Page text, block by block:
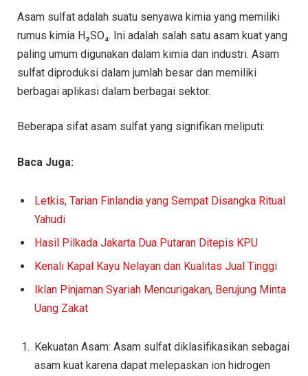
Asam sulfat adalah suatu senyawa kimia yang memiliki
rumus kimia H₂SO₄. Ini adalah salah satu asam kuat yang
paling umum digunakan dalam kimia dan industri. Asam
sulfat diproduksi dalam jumlah besar dan memiliki
berbagai aplikasi dalam berbagai sektor.
Beberapa sifat asam sulfat yang signifikan meliputi:
Baca Juga:
Letkis, Tarian Finlandia yang Sempat Disangka Ritual
Yahudi
Hasil Pilkada Jakarta Dua Putaran Ditepis KPU
Kenali Kapal Kayu Nelayan dan Kualitas Jual Tinggi
Iklan Pinjaman Syariah Mencurigakan, Berujung Minta
Uang Zakat
Kekuatan Asam: Asam sulfat diklasifikasikan sebagai
asam kuat karena dapat melepaskan ion hidrogen